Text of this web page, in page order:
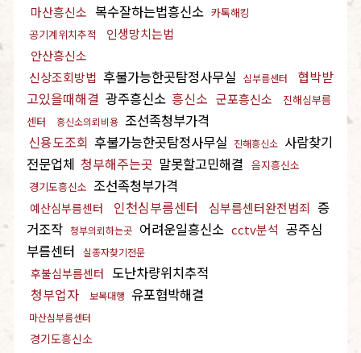
마산흥신소 복수잘하는법흥신소 카톡해킹
공기계위치추적
인생망치는법
안산흥신소
신상조회방법 후불가능한곳탐정사무실 심부름센터
협박받
고있을때해결 광주흥신소 흥신소 군포흥신소
진해심부름
센터
흥신소의뢰비용 조선족청부가격
신용도조회 후불가능한곳탐정사무실 진해흥신소 사람찾기
전문업체 청부해주는곳 말못할고민해결 음지흥신소
경기도흥신소 조선족청부가격
예산심부름센터 인천심부름센터 심부름센터완전범죄 증
거조작 청부의뢰하는곳 어려운일흥신소 cctv분석 공주심
부름센터
실종자찾기전문
후불심부름센터 도난차량위치추적
청부업자
보복대행 유포협박해결
마산심부름센터
경기도흥신소